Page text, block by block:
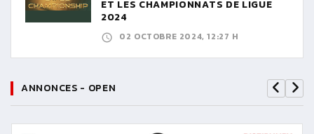
ET LES CHAMPIONNATS DE LIGUE
2024
02 OCTOBRE 2024, 12:27 H
ANNONCES - OPEN